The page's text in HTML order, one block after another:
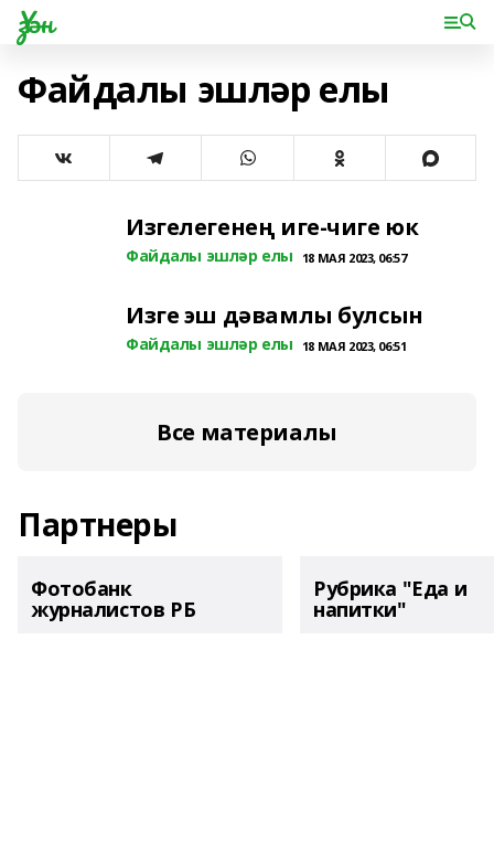
Үзән
Файдалы эшләр елы
Изгелегенең иге-чиге юк
Файдалы эшләр елы 18 МАЯ 2023, 06:57
Изге эш дәвамлы булсын
Файдалы эшләр елы 18 МАЯ 2023, 06:51
Все материалы
Партнеры
Фотобанк
журналистов РБ
Рубрика "Еда и
напитки"